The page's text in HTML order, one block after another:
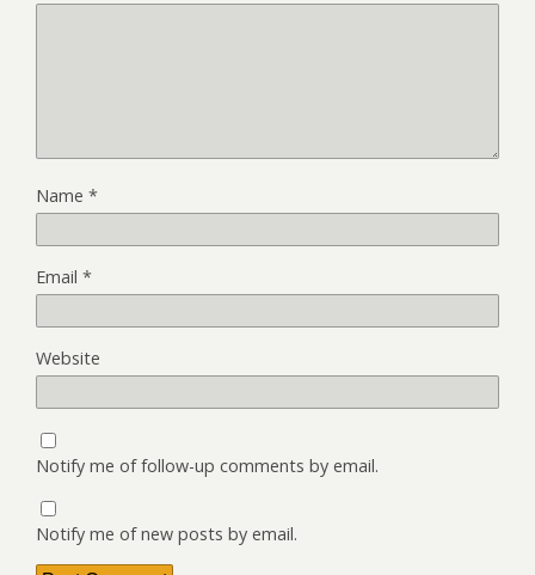
Name *
Email *
Website
Notify me of follow-up comments by email.
Notify me of new posts by email.